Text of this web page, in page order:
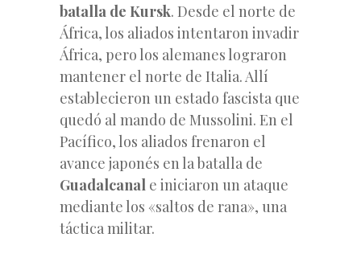
batalla de Kursk. Desde el norte de
África, los aliados intentaron invadir
África, pero los alemanes lograron
mantener el norte de Italia. Allí
establecieron un estado fascista que
quedó al mando de Mussolini. En el
Pacífico, los aliados frenaron el
avance japonés en la batalla de
Guadalcanal e iniciaron un ataque
mediante los «saltos de rana», una
táctica militar.